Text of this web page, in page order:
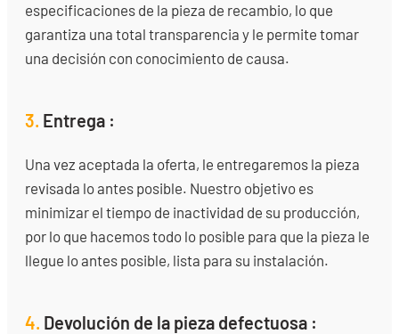
especificaciones de la pieza de recambio, lo que
garantiza una total transparencia y le permite tomar
una decisión con conocimiento de causa.
3. Entrega :
Una vez aceptada la oferta, le entregaremos la pieza
revisada lo antes posible. Nuestro objetivo es
minimizar el tiempo de inactividad de su producción,
por lo que hacemos todo lo posible para que la pieza le
llegue lo antes posible, lista para su instalación.
4. Devolución de la pieza defectuosa :